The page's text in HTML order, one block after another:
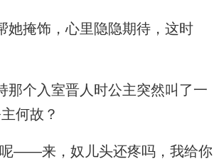
掩饰，心里隐隐期待，这时
个入室晋人时公主突然叫了一
何故？
——来，奴儿头还疼吗，我给你